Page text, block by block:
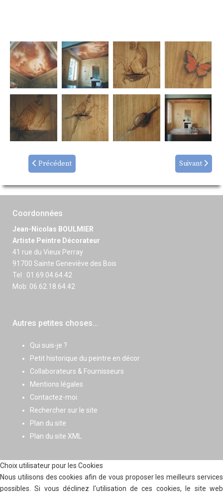
Précédent Suivant
Coordonnées
Jean-Nicolas BOULMIER
Artiste Peintre Décorateur
41 rue du Vieux Perray
91700 Sainte Geneviève des Bois
Tel : 01.69.04.64.42
Mob: 06.62.18.64.42
Autres petites choses...
Qui suis-je ?
Petit historique du peintre en décor
Collaborateurs & Fournisseurs
Mentions légales
Contactez-moi
Rechercher sur le site
Plan du site
Plan du site XML
Choix utilisateur pour les Cookies
Nous utilisons des cookies afin de vous proposer les meilleurs services
possibles. Si vous déclinez l'utilisation de ces cookies, le site web